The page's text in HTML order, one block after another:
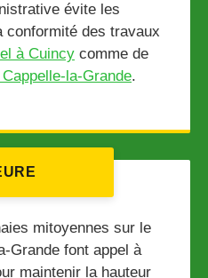
évite les
conformité des travaux
à Cuincy comme de
la-Grande.
mitoyennes sur le
Grande font appel à
maintenir la hauteur